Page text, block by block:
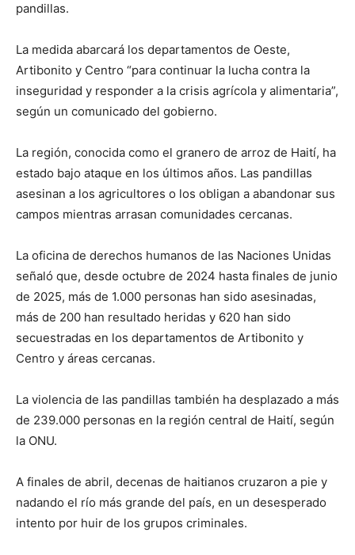
pandillas.
La medida abarcará los departamentos de Oeste,
Artibonito y Centro “para continuar la lucha contra la
inseguridad y responder a la crisis agrícola y alimentaria”,
según un comunicado del gobierno.
La región, conocida como el granero de arroz de Haití, ha
estado bajo ataque en los últimos años. Las pandillas
asesinan a los agricultores o los obligan a abandonar sus
campos mientras arrasan comunidades cercanas.
La oficina de derechos humanos de las Naciones Unidas
señaló que, desde octubre de 2024 hasta finales de junio
de 2025, más de 1.000 personas han sido asesinadas,
más de 200 han resultado heridas y 620 han sido
secuestradas en los departamentos de Artibonito y
Centro y áreas cercanas.
La violencia de las pandillas también ha desplazado a más
de 239.000 personas en la región central de Haití, según
la ONU.
A finales de abril, decenas de haitianos cruzaron a pie y
nadando el río más grande del país, en un desesperado
intento por huir de los grupos criminales.